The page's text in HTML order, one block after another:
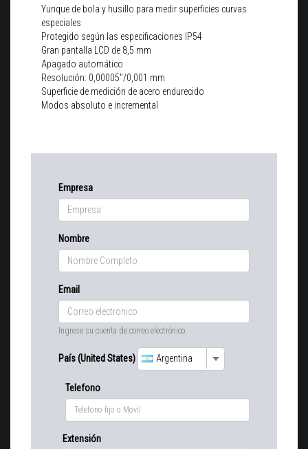
Yunque de bola y husillo para medir superficies curvas
especiales
Protegido según las especificaciones IP54
Gran pantalla LCD de 8,5 mm
Apagado automático
Resolución: 0,00005"/0,001 mm
Superficie de medición de acero endurecido
Modos absoluto e incremental
Empresa
Nombre
Email
Ingrese su cuenta de correo electrónico.
País (United States) Argentina
Telefono
Extensión